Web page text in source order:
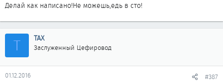
Делай как написано!Не можешь,едь в сто!
Т ТАХ
Заслуженный Цефировод
01.12.2016 #387